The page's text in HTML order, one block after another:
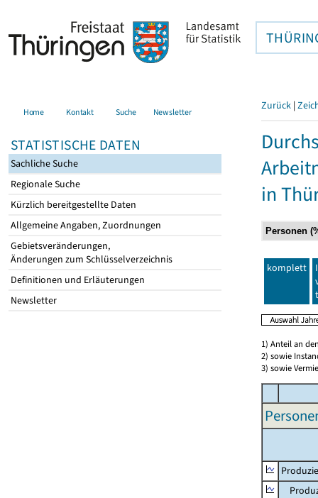
Home Kontakt Suche Newsletter
STATISTISCHE DATEN
Sachliche Suche
Regionale Suche
Kürzlich bereitgestellte Daten
Allgemeine Angaben, Zuordnungen
Gebietsveränderungen,
Änderungen zum Schlüsselverzeichnis
Definitionen und Erläuterungen
Newsletter
Zurück |
in
komplett
1) Anteil an
2) sowie
3) sowie